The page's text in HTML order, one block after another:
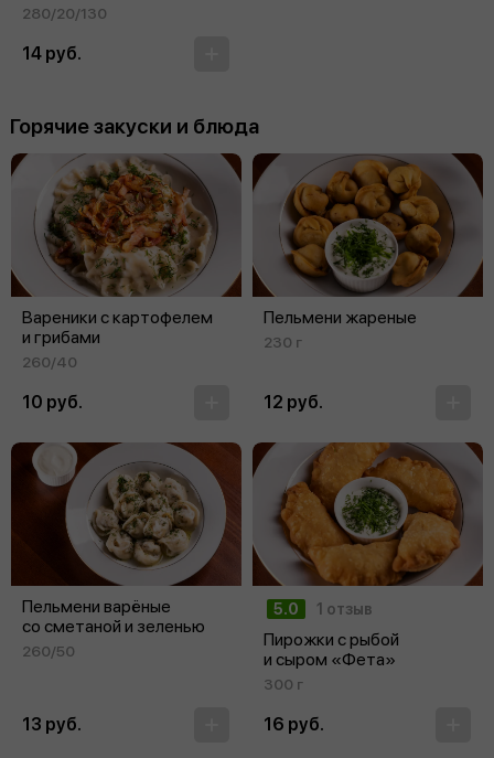
280/20/130
14 руб.
Горячие закуски и блюда
Вареники с картофелем
и грибами
260/40
10 руб.
Пельмени жареные
230 г
12 руб.
Пельмени варёные
со сметаной и зеленью
260/50
13 руб.
5.0 1 отзыв
Пирожки с рыбой
и сыром «Фета»
300 г
16 руб.